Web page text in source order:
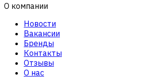
О компании
Новости
Вакансии
Бренды
Контакты
Отзывы
О нас